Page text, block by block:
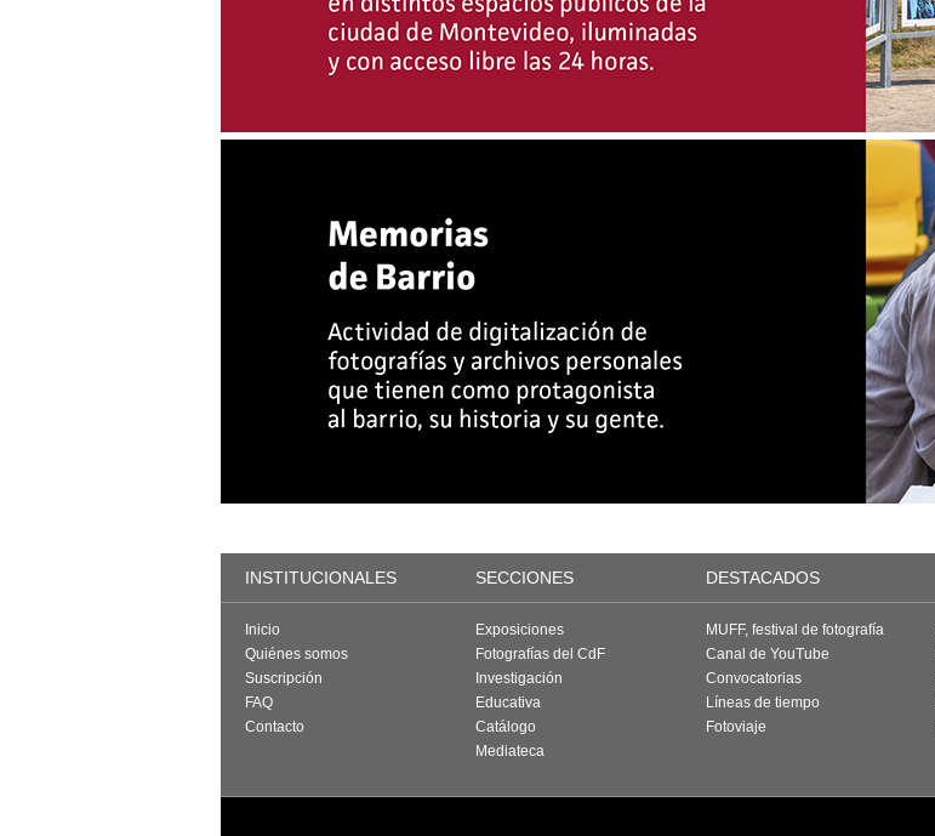
INSTITUCIONALES SECCIONES DESTACADOS
Inicio
Quiénes somos
Suscripción
FAQ
Contacto
Exposiciones
Fotografías del CdF
Investigación
Educativa
Catálogo
Mediateca
MUFF, festival de fotografía
Canal de YouTube
Convocatorias
Líneas de tiempo
Fotoviaje